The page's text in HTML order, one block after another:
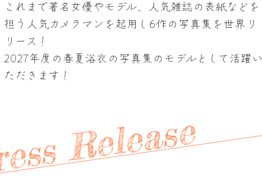
これまで著名女優やモデル、
人気雑誌の表紙などを
担う 人気カメラマンを起用し6作の写真集を世界リ
リース！
2027年度の春夏浴衣の写真集のモデルとして活躍い
ただきます！
Release